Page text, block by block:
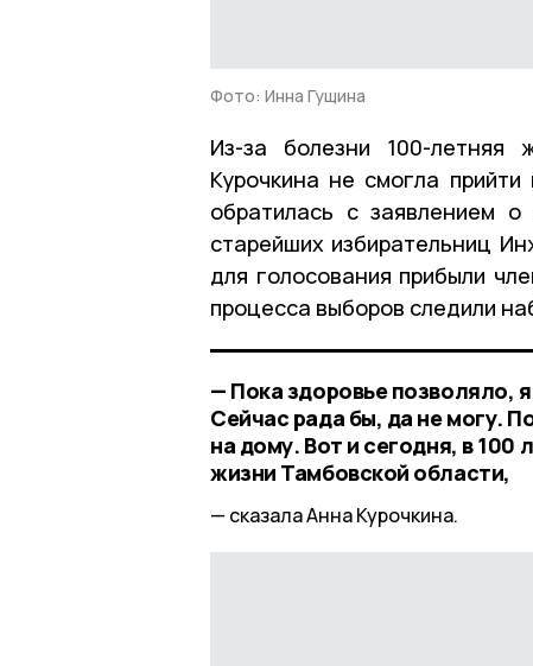
Фото: Инна Гущина
Из-за болезни 100-летняя
Курочкина не смогла
обратилась с заявлением
старейших избирательниц
для голосования прибыли
процесса выборов следили
— Пока здоровье позволяло,
Сейчас рада бы, да не могу.
на дому. Вот и сегодня, в 100
жизни Тамбовской области,
сказала Анна Курочкина.